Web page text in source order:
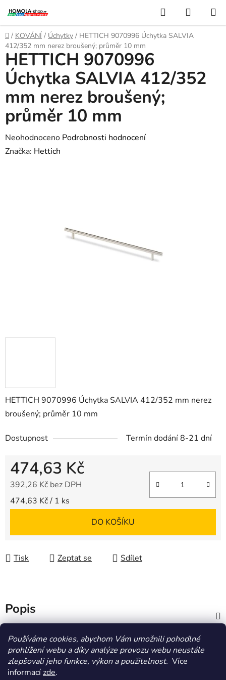
Používáme cookies, abychom Vám umožnili pohodlné
prohlížení webu a díky analýze provozu webu neustále
zlepšovali jeho funkce, výkon a použitelnost. Více
informacízde.
na
obsah
Hledat
KOŠÍK
Domů
/ KOVÁNÍ / Úchytky / HETTICH 9070996 Úchytka SALVIA
412/352 mm nerez broušený; průměr 10 mm
HETTICH 9070996 Úchytka SALVIA 412/352 mm nerez
broušený; průměr 10 mm
Dostupnost Termín dodání 8-21 dní
474,63 Kč
392,26 Kč bez DPH
Měrná cena:
474,63 Kč / 1 ks
DO KOŠÍKU
Tisk Zeptat se Sdílet
HETTICH 9070996
Úchytka SALVIA 412/352
mm nerez broušený;
průměr 10 mm
Průměrné
hodnocení
Neohodnoceno Podrobnosti hodnocení
Značka: Hettich
Popis
Diskuze